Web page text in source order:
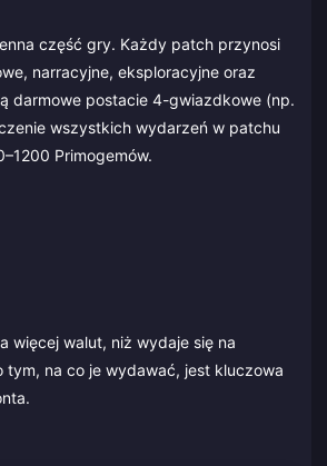
część gry. Każdy patch przynosi
narracyjne, eksploracyjne oraz
darmowe postacie 4-gwiazdkowe (np.
wszystkich wydarzeń w patchu
Primogemów.
więcej walut, niż wydaje się na
tym, na co je wydawać, jest kluczowa